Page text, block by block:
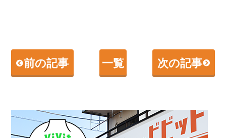
前の記事 一覧 次の記事